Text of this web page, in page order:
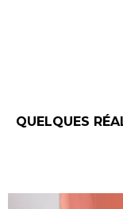
QUELQUES